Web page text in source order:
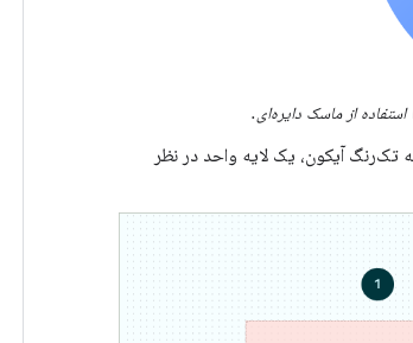
از ماسک دایره‌ای.
تک‌رنگ آیکون، یک لایه واحد در نظر